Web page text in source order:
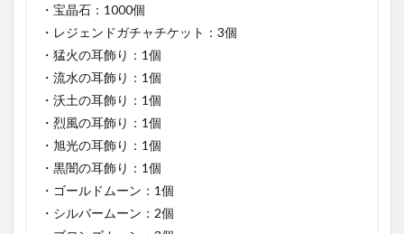
・宝晶石：1000個
・レジェンドガチャチケット：3個
・猛火の耳飾り：1個
・流水の耳飾り：1個
・沃土の耳飾り：1個
・烈風の耳飾り：1個
・旭光の耳飾り：1個
・黒闇の耳飾り：1個
・ゴールドムーン：1個
・シルバームーン：2個